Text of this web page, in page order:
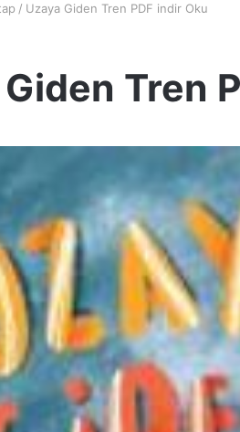
/ Uzaya Giden Tren PDF indir Oku
Tren